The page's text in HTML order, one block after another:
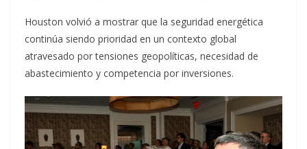
Houston volvió a mostrar que la seguridad energética
continúa siendo prioridad en un contexto global
atravesado por tensiones geopolíticas, necesidad de
abastecimiento y competencia por inversiones.